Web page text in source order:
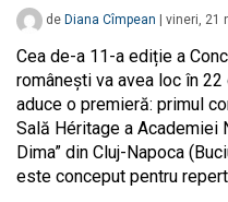
de Diana Cîmpean vineri, 21
Cea de-a 11-a ediție a
românești va avea loc în
aduce o premieră: primul
Sală Héritage a Academiei
Dima” din Cluj-Napoca
este conceput pentru